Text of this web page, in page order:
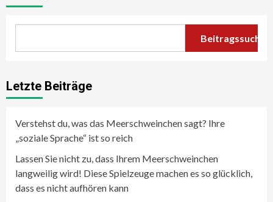
Beitragssuche
Letzte Beiträge
Verstehst du, was das Meerschweinchen sagt? Ihre
„soziale Sprache“ ist so reich
Lassen Sie nicht zu, dass Ihrem Meerschweinchen
langweilig wird! Diese Spielzeuge machen es so glücklich,
dass es nicht aufhören kann